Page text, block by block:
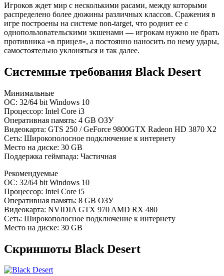
Игроков ждет мир с несколькими расами, между которыми
распределено более дюжины различных классов. Сражения в
игре построены на системе non-target, что роднит ее с
однопользовательскими экшенами — игрокам нужно не брать
противника «в прицел», а постоянно наносить по нему удары,
самостоятельно уклоняться и так далее.
Системные требования Black Desert
Минимальные
ОС: 32/64 bit Windows 10
Процессор: Intel Core i3
Оперативная память: 4 GB ОЗУ
Видеокарта: GTS 250 / GeForce 9800GTX Radeon HD 3870 X2
Сеть: Широкополосное подключение к интернету
Место на диске: 30 GB
Поддержка геймпада: Частичная
Рекомендуемые
ОС: 32/64 bit Windows 10
Процессор: Intel Core i5
Оперативная память: 8 GB ОЗУ
Видеокарта: NVIDIA GTX 970 AMD RX 480
Сеть: Широкополосное подключение к интернету
Место на диске: 30 GB
Скриншоты Black Desert